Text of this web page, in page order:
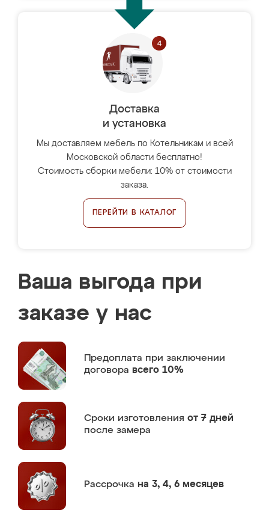
Доставка
и установка
Мы доставляем мебель по Котельникам и всей
Московской области бесплатно!
Стоимость сборки мебели: 10% от стоимости
заказа.
ПЕРЕЙТИ В КАТАЛОГ
Ваша выгода при
заказе у нас
Предоплата при заключении
договора всего 10%
Сроки изготовления от 7 дней
после замера
Рассрочка на 3, 4, 6 месяцев